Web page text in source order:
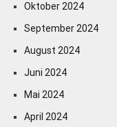
Oktober 2024
September 2024
August 2024
Juni 2024
Mai 2024
April 2024